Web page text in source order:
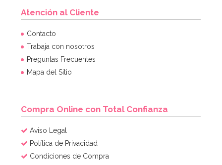
Atención al Cliente
Contacto
Trabaja con nosotros
Preguntas Frecuentes
Mapa del Sitio
Compra Online con Total Confianza
Aviso Legal
Política de Privacidad
Condiciones de Compra